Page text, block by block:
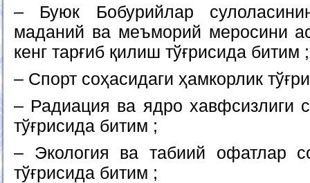
– Буюк Бобурийлар
маданий ва меъморий меросини
кенг тарғиб қилиш тўғрисида битим ;
– Спорт соҳасидаги ҳамкорлик
– Радиация ва ядро хавфсизлиги
тўғрисида битим ;
– Экология ва табиий офатлар
тўғрисида битим ;